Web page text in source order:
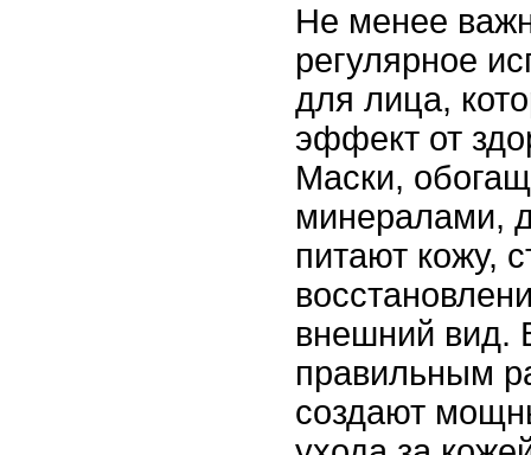
Не менее
регулярное
для лица,
эффект от
Маски,
минералами,
питают кожу,
внешний вид.
правильным
создают